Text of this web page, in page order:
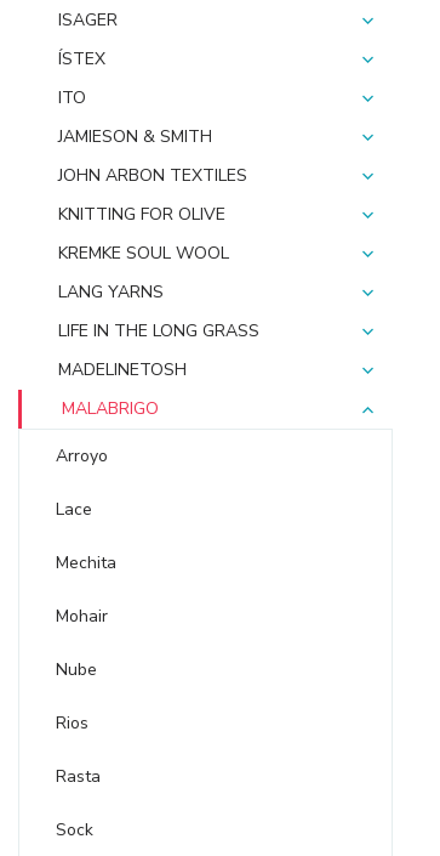
ISAGER
ÍSTEX
ITO
JAMIESON & SMITH
JOHN ARBON TEXTILES
KNITTING FOR OLIVE
KREMKE SOUL WOOL
LANG YARNS
LIFE IN THE LONG GRASS
MADELINETOSH
MALABRIGO
Arroyo
Lace
Mechita
Mohair
Nube
Rios
Rasta
Sock